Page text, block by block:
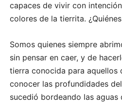
capaces de vivir con
colores de la tierrita.
Somos quienes siempre
sin pensar en caer, y de
tierra conocida para aquellos
conocer las profundidades
sucedió bordeando las aguas